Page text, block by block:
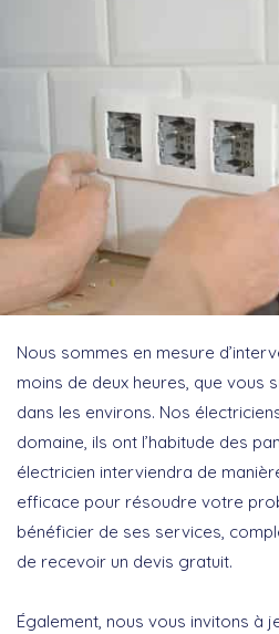
Nous sommes en mesure
moins de deux heures, que vous
dans les environs. Nos
domaine, ils ont l’habitude des
électricien interviendra de
efficace pour résoudre votre
bénéficier de ses services,
de recevoir un devis gratuit.
Également, nous vous invitons à